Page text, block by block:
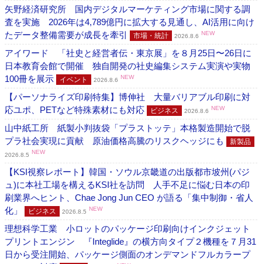
矢野経済研究所 国内デジタルマーケティング市場に関する調
査を実施 2026年は4,789億円に拡大する見通し、AI活用に向け
たデータ整備需要が成長を牽引
市場・統計 2026.8.6 NEW
アイワード 「社史と経営者伝・東京展」を８月25日〜26日に
日本教育会館で開催 独自開発の社史編集システム実演や実物
100冊を展示
イベント 2026.8.6 NEW
【パーソナライズ印刷特集】博伸社 大量バリアブル印刷に対
応ユポ、PETなど特殊素材にも対応
ビジネス 2026.8.6 NEW
山中紙工所 紙製小判抜袋「プラストッテ」本格製造開始で脱
プラ社会実現に貢献 原油価格高騰のリスクヘッジにも
新製品
2026.8.5 NEW
【KSI視察レポート】韓国・ソウル京畿道の出版都市坡州(パジ
ュ)に本社工場を構えるKSI社を訪問 人手不足に悩む日本の印
刷業界へヒント、Chae Jong Jun CEO が語る「集中制御・省人
化」
ビジネス 2026.8.5 NEW
理想科学工業 小ロットのパッケージ印刷向けインクジェット
プリントエンジン 『Integlide』の横方向タイプ２機種を７月31
日から受注開始、パッケージ側面のオンデマンドフルカラープ